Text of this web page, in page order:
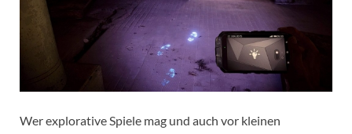
Wer explorative Spiele mag und auch vor kleinen